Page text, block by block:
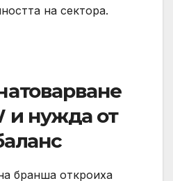
на сектора.
и нужда от
бранша откроиха